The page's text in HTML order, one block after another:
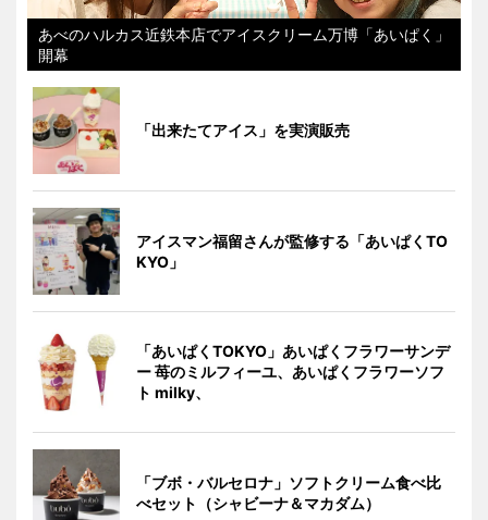
あべのハルカス近鉄本店でアイスクリーム万博「あいぱく」
開幕
「出来たてアイス」を実演販売
アイスマン福留さんが監修する「あいぱくTO
KYO」
「あいぱくTOKYO」あいぱくフラワーサンデ
ー 苺のミルフィーユ、あいぱくフラワーソフ
ト milky、
「ブボ・バルセロナ」ソフトクリーム食べ比
べセット（シャビーナ＆マカダム）